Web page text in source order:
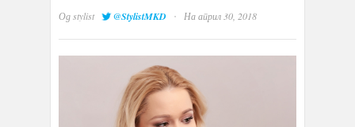
Одstylist @StylistMKD · На април 30, 2018